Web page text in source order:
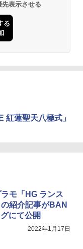
表示させる
蓮聖天八極式」
モ「HG ランス
紹介記事がBAN
にて公開
2022年1月17日